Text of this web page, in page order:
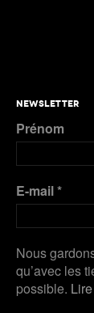
Plus de Audios
NEWSLETTER
Prénom
E-mail*
Nous
qu’avec les
possible.